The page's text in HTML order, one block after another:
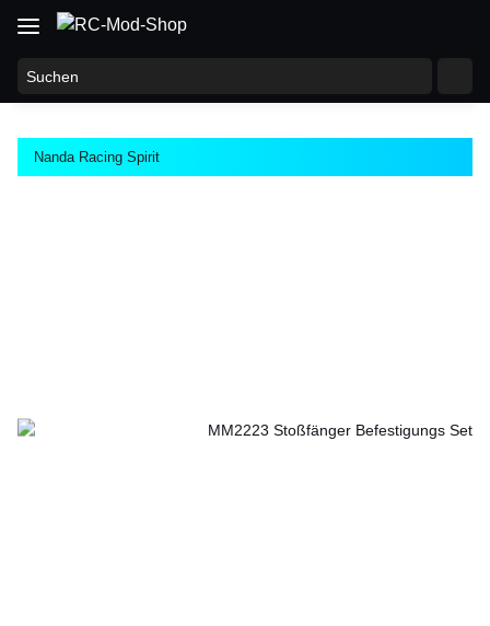
Nanda Racing Spirit